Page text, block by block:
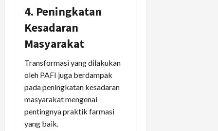
4. Peningkatan
Kesadaran
Masyarakat
Transformasi yang dilakukan
oleh PAFI juga berdampak
pada peningkatan kesadaran
masyarakat mengenai
pentingnya praktik farmasi
yang baik.